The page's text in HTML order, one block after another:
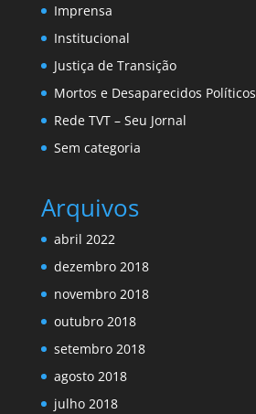
Imprensa
Institucional
Justiça de Transição
Mortos e Desaparecidos Políticos
Rede TVT – Seu Jornal
Sem categoria
Arquivos
abril 2022
dezembro 2018
novembro 2018
outubro 2018
setembro 2018
agosto 2018
julho 2018